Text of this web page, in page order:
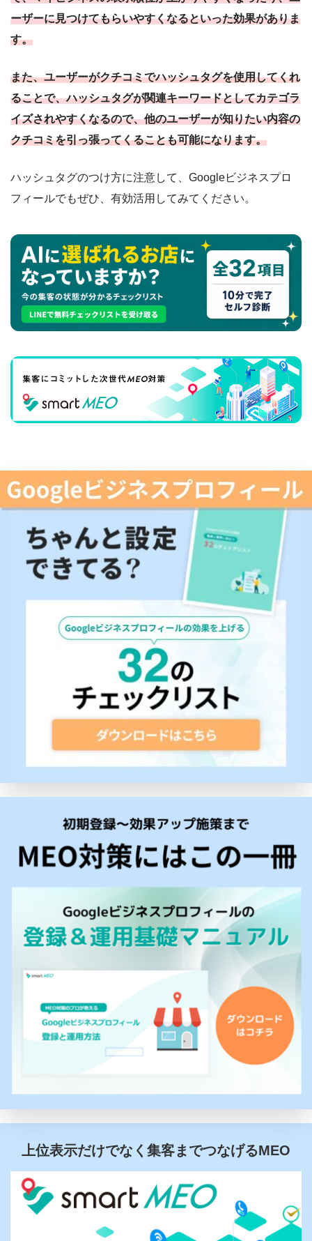
ーザーに見つけてもらいやすくなるといった効果がありま
す。
また、ユーザーがクチコミでハッシュタグを使用してくれ
ることで、ハッシュタグが関連キーワードとしてカテゴラ
イズされやすくなるので、他のユーザーが知りたい内容の
クチコミを引っ張ってくることも可能になります。
ハッシュタグのつけ方に注意して、Googleビジネスプロ
フィールでもぜひ、有効活用してみてください。
上位表示だけでなく集客までつなげるMEO